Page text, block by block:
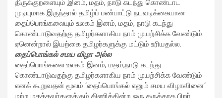
திருக்குறளையும் இனம், மதம், நாடு கடந்து கொண்டாட
முடியுமாக இருந்தால் தமிழ்ப் பண்பாட்டு நடவடிக்கையான
தைப்பொங்கலையும் உலகம் இனம், மதம், நாடு கடந்து
கொண்டாடுவதற்கு தமிழர்களாகிய நாம் முயற்சிக்க வேண்டும்.
ஏனென்றால் இயற்கை தமிழர்களுக்கு மட்டும் உரியதல்ல.
தைப்பொங்கல் சமய விழா அல்ல
தைப்பொங்கலை உலகம் இனம், மதம்,நாடு கடந்து
கொண்டாடுவதற்கு தமிழர்களாகிய நாம் முயற்சிக்க வேண்டும்
எனக் கூறுவதன் மூலம் ‘தைப்பொங்கல் எனும் சமய விழாவினை‘
மற்ற மதத்தவர்களுக்கும் திணிக்கின்ற ஒரு கருத்தாக பிறர்